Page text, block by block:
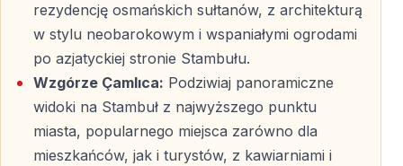
Najpiękniejsza panorama Stambułu
Następnym przystankiem jestWzgórze Çamlıca
z najwyższych punktów widokowych w Stambule. Z
tego miejsca można podziwiać rozległą panoramę
miasta, Bosfor, a przy dobrej pogodzie również Wyspy
Książąt.
rezydencję osmańskich sułtanów, z architekturą
w stylu neobarokowym i wspaniałymi ogrodami
po azjatyckiej stronie Stambułu.
Wzgórze Çamlıca: Podziwiaj panoramiczne
widoki na Stambuł z najwyższego punktu
miasta, popularnego miejsca zarówno dla
mieszkańców, jak i turystów, z kawiarniami i